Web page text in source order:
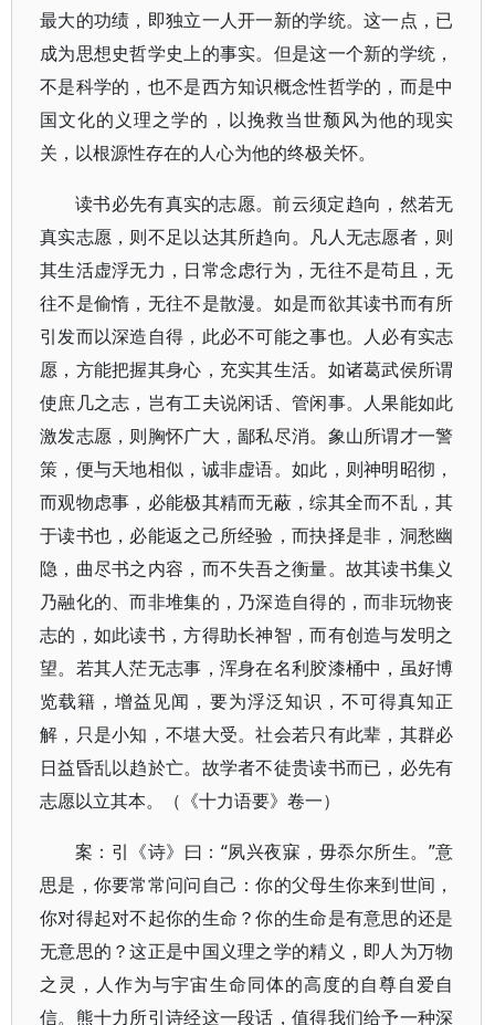
最大的功绩，即独立一人开一新的学统。这一点，已
成为思想史哲学史上的事实。但是这一个新的学统，
不是科学的，也不是西方知识概念性哲学的，而是中
国文化的义理之学的，以挽救当世颓风为他的现实
关，以根源性存在的人心为他的终极关怀。
读书必先有真实的志愿。前云须定趋向，然若无
真实志愿，则不足以达其所趋向。凡人无志愿者，则
其生活虚浮无力，日常念虑行为，无往不是苟且，无
往不是偷惰，无往不是散漫。如是而欲其读书而有所
引发而以深造自得，此必不可能之事也。人必有实志
愿，方能把握其身心，充实其生活。如诸葛武侯所谓
使庶几之志，岂有工夫说闲话、管闲事。人果能如此
激发志愿，则胸怀广大，鄙私尽消。象山所谓才一警
策，便与天地相似，诚非虚语。如此，则神明昭彻，
而观物虑事，必能极其精而无蔽，综其全而不乱，其
于读书也，必能返之己所经验，而抉择是非，洞愁幽
隐，曲尽书之内容，而不失吾之衡量。故其读书集义
乃融化的、而非堆集的，乃深造自得的，而非玩物丧
志的，如此读书，方得助长神智，而有创造与发明之
望。若其人茫无志事，浑身在名利胶漆桶中，虽好博
览载籍，增益见闻，要为浮泛知识，不可得真知正
解，只是小知，不堪大受。社会若只有此辈，其群必
日益昏乱以趋於亡。故学者不徒贵读书而已，必先有
志愿以立其本。（《十力语要》卷一）
案：引《诗》曰：“夙兴夜寐，毋忝尔所生。”意
思是，你要常常问问自己：你的父母生你来到世间，
你对得起对不起你的生命？你的生命是有意思的还是
无意思的？这正是中国义理之学的精义，即人为万物
之灵，人作为与宇宙生命同体的高度的自尊自爱自
信。熊十力所引诗经这一段话，值得我们给予一种深